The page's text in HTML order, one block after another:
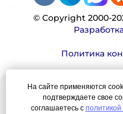
© Copyright 2000-
Политика
На сайте применяются
подтверждаете свое
соглашаетесь с